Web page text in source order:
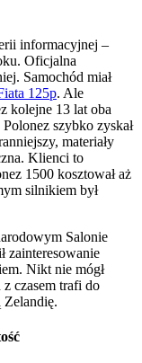
informacyjnej –
Oficjalna
Samochód miał
125p. Ale
kolejne 13 lat oba
szybko zyskał
materiały
Klienci to
1500 kosztował aż
silnikiem był
Salonie
zainteresowanie
Nikt nie mógł
czasem trafi do